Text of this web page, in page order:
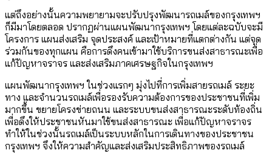
แต่ถึงอย่างนั้นความพยายามจะปรับปรุงพัฒนารถเมล์ของกรุงเทพฯ
ก็มีมาโดยตลอด ปรากฏผ่านแผนพัฒนากรุงเทพฯ โดยแต่ละฉบับจะมี
โครงการ แผนส่งเสริม จุดประสงค์ และเป้าหมายที่แตกต่างกัน แต่จุด
ร่วมกันของทุกแผน คือการดึงคนเข้ามาใช้บริการขนส่งสาธารณะเพื่อ
แก้ปัญหาจราจร และส่งเสริมภาคเศรษฐกิจในกรุงเทพฯ
แผนพัฒนากรุงเทพฯ ในช่วงแรกๆ มุ่งไปที่การเพิ่มสายรถเมล์ ระยะ
ทาง และจำนวนรถเมล์เพื่อรองรับความต้องการของประชาชนที่เพิ่ม
มากขึ้น ขยายโครงข่ายถนน และระบบขนส่งสาธารณะระดับท้องถิ่น
เพื่อดึงให้ประชาชนหันมาใช้ขนส่งสาธารณะ เพื่อแก้ปัญหาจราจร
ทำให้ในช่วงนั้นรถเมล์เป็นระบบหลักในการเดินทางของประชาชน
กรุงเทพฯ จึงให้ความสำคัญและส่งเสริมประสิทธิภาพของรถเมล์